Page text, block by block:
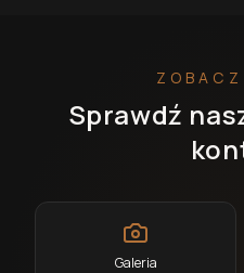
Sprawdź
Galeria